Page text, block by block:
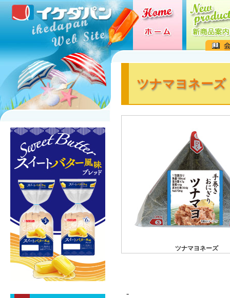
ツナマヨネーズ
ツナマヨネーズ
-